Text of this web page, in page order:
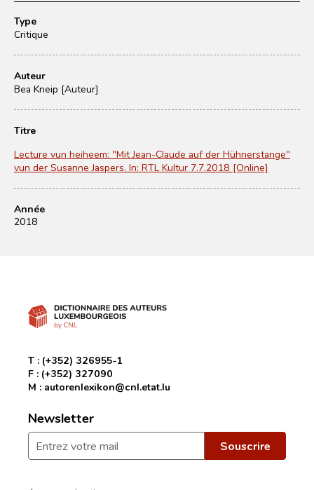
Type
Critique
Auteur
Bea Kneip [Auteur]
Titre
Lecture vun heiheem: "Mit Jean-Claude auf der Hühnerstange"
vun der Susanne Jaspers. In: RTL Kultur 7.7.2018 [Online]
Année
2018
T : (+352) 326955-1
F : (+352) 327090
M : autorenlexikon@cnl.etat.lu
Newsletter